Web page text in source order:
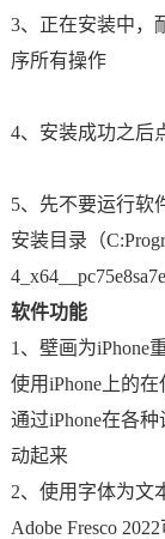
3、正在安装中，
序所有操作
4、安装成功之后
5、先不要运行软
安装目录（
软件功能
1、壁画为iPhone
使用iPhone上的
通过iPhone在各
动起来
2、使用字体为文
Adobe Fresco